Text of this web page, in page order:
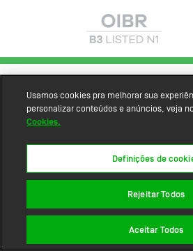
Usamos cookies pra melhorar sua
personalizar conteúdos e anúncios, veja
Cookies.
Definições de
Rejeitar Todos
Aceitar Todos